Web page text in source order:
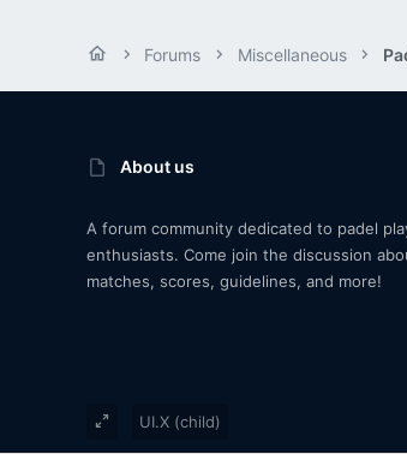
Forums Miscellaneous
About us
A forum community dedicated to padel
enthusiasts. Come join the discussion
matches, scores, guidelines, and more!
UI.X (child)